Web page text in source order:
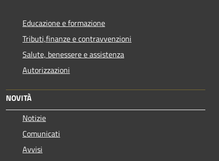
Educazione e formazione
Tributi,finanze e contravvenzioni
Salute, benessere e assistenza
Autorizzazioni
NOVITÀ
Notizie
Comunicati
Avvisi